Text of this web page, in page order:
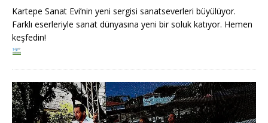
Kartepe Sanat Evi’nin yeni sergisi sanatseverleri büyülüyor.
Farklı eserleriyle sanat dünyasına yeni bir soluk katıyor. Hemen
keşfedin!